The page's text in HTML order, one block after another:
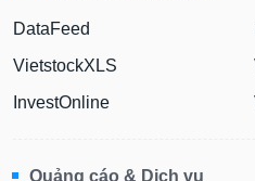
DataFeed
VietstockXLS
InvestOnline
Quảng cáo & Dịch vụ